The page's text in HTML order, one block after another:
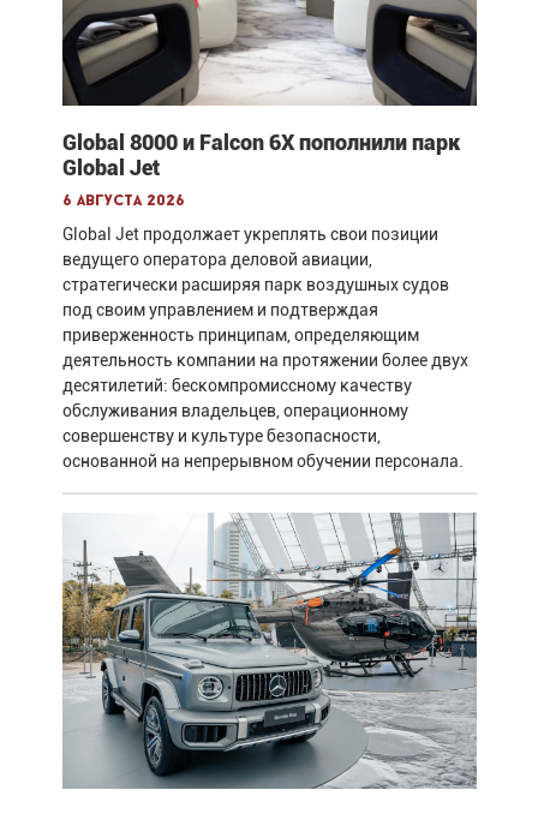
Global 8000 и Falcon 6X пополнили парк
Global Jet
6 августа 2026
Global Jet продолжает укреплять свои позиции
ведущего оператора деловой авиации,
стратегически расширяя парк воздушных судов
под своим управлением и подтверждая
приверженность принципам, определяющим
деятельность компании на протяжении более двух
десятилетий: бескомпромиссному качеству
обслуживания владельцев, операционному
совершенству и культуре безопасности,
основанной на непрерывном обучении персонала.